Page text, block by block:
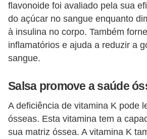
flavonoide foi avaliado pela sua
do açúcar no sangue enquanto
à insulina no corpo. Também
inflamatórios e ajuda a reduzir a
sangue.
Salsa promove a saúde
A deficiência de vitamina K pode
ósseas. Esta vitamina tem a
sua matriz óssea. A vitamina K